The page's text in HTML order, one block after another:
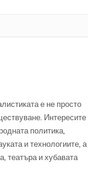
е не просто
Интересите
политика,
и технологиите, а
театъра и хубавата